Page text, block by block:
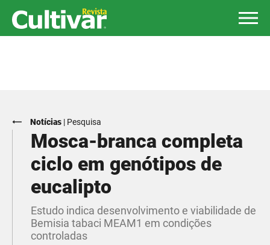
Notícias | Pesquisa
Mosca-branca completa
ciclo em genótipos de
eucalipto
Estudo indica desenvolvimento e viabilidade de
Bemisia tabaci MEAM1 em condições
controladas